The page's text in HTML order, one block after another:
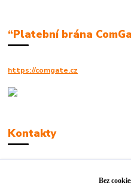
“Platební brána
https://comgate.cz
Kontakty
Bez